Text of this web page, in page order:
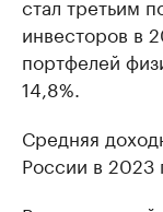
инвесторов в
портфелей
14,8%.
Средняя
России в 2023